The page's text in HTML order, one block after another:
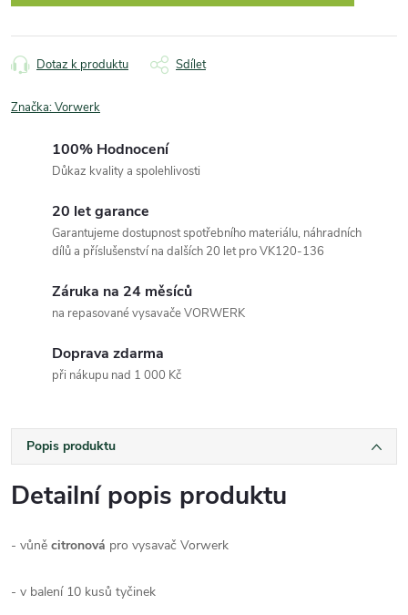
Dotaz k produktu Sdílet
Značka:Vorwerk
100% Hodnocení
Důkaz kvality a spolehlivosti
20 let garance
Garantujeme dostupnost spotřebního materiálu, náhradních
dílů a příslušenství na dalších 20 let pro VK120-136
Záruka na 24 měsíců
na repasované vysavače VORWERK
Doprava zdarma
při nákupu nad 1 000 Kč
Popis produktu
Detailní popis produktu
- vůně citronová pro vysavač Vorwerk
- v balení 10 kusů tyčinek